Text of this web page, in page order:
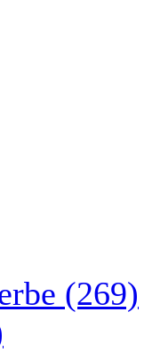
(269)